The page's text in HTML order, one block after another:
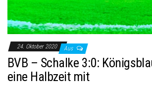
24. Oktober 2020 Aus
BVB – Schalke 3:0:
eine Halbzeit mit